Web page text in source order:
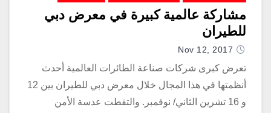
مشاركة عالمية كبيرة في معرض دبي
للطيران
Nov 12, 2017
تعرض كبرى شركات صناعة الطائرات العالمية أحدث
أنظمتها في هذا المجال خلال معرض دبي للطيران بين 12
و 16 تشرين الثاني/ نوفمبر. والتقطت عدسة الأمن